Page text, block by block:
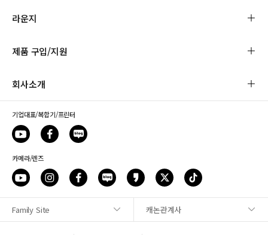
사이트맵
라운지
제품 구입/지원
회사소개
기업대표/복합기/프린터
카메라/렌즈
Family Site 캐논관계사